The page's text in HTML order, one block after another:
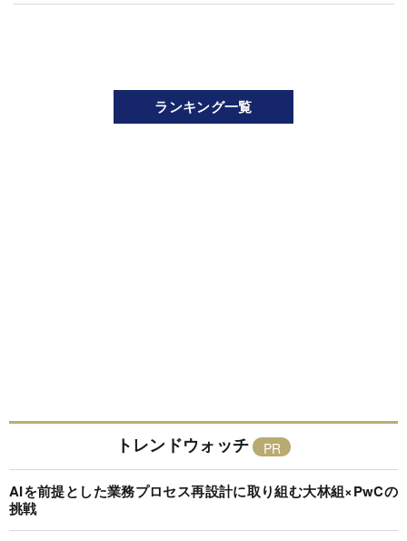
ランキング一覧
トレンドウォッチ
AIを前提とした業務プロセス再設計に取り組む大林組×PwCの
挑戦